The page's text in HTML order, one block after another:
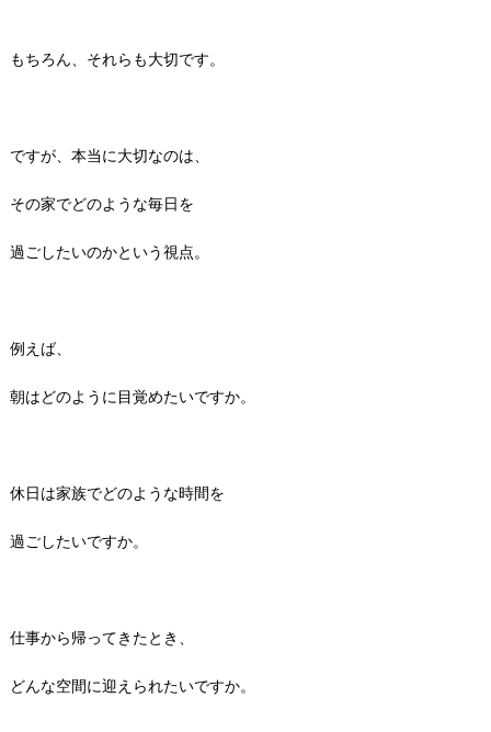
もちろん、それらも大切です。
ですが、本当に大切なのは、
その家でどのような毎日を
過ごしたいのかという視点。
例えば、
朝はどのように目覚めたいですか。
休日は家族でどのような時間を
過ごしたいですか。
仕事から帰ってきたとき、
どんな空間に迎えられたいですか。